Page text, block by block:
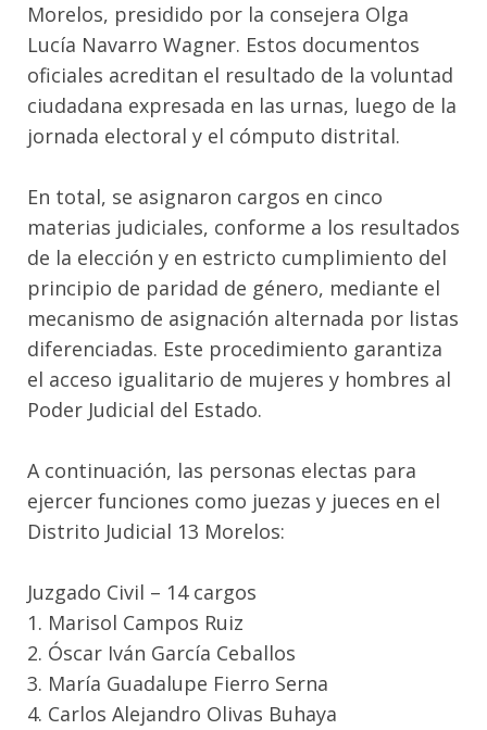
Morelos, presidido por la consejera Olga
Lucía Navarro Wagner. Estos documentos
oficiales acreditan el resultado de la voluntad
ciudadana expresada en las urnas, luego de la
jornada electoral y el cómputo distrital.
En total, se asignaron cargos en cinco
materias judiciales, conforme a los resultados
de la elección y en estricto cumplimiento del
principio de paridad de género, mediante el
mecanismo de asignación alternada por listas
diferenciadas. Este procedimiento garantiza
el acceso igualitario de mujeres y hombres al
Poder Judicial del Estado.
A continuación, las personas electas para
ejercer funciones como juezas y jueces en el
Distrito Judicial 13 Morelos:
Juzgado Civil – 14 cargos
1. Marisol Campos Ruiz
2. Óscar Iván García Ceballos
3. María Guadalupe Fierro Serna
4. Carlos Alejandro Olivas Buhaya